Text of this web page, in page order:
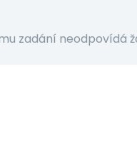
zadání neodpovídá